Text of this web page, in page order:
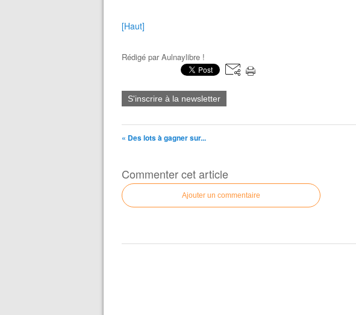
[Haut]
Rédigé parAulnaylibre !
S'inscrire à la newsletter
« Des lots à gagner sur...
Commenter cet article
Ajouter un commentaire